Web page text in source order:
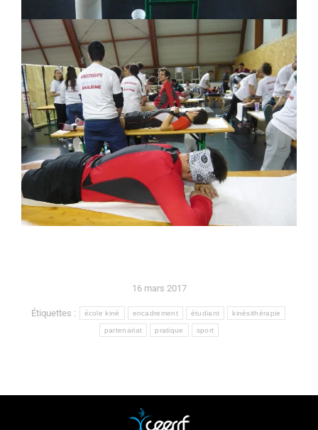
16 mars 2017
Étiquettes : école kiné encadrement étudiant kinésithérapie
partenariat pratique sport